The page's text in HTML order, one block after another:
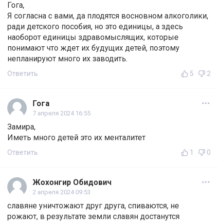
Гога,
Я согласна с вами, да плодятся восновном алкоголики,
ради детского пособия, но это единицы, а здесь
наоборот единицы здравомыслящих, которые
понимают что ждет их будущих детей, поэтому
непланируют много их заводить.
Ответить 5 2
Гога
7 апреля 2024 16:55
Замира,
Иметь много детей это их менталитет
Ответить 1 0
Жохонгир Обидович
2 апреля 2024 09:53
славяне уничтожают друг друга, спиваются, не
рожают, в результате земли славян достанутся